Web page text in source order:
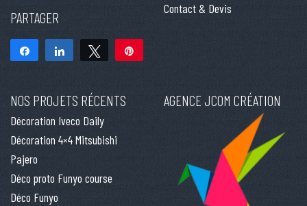
PARTAGER
Partagez Partagez Tweetez
Contact & Devis
NOS PROJETS RÉCENTS
Décoration Iveco Daily
Décoration 4×4 Mitsubishi
Pajero
Déco proto Funyo course
Déco Funyo
AGENCE JCOM CRÉATION